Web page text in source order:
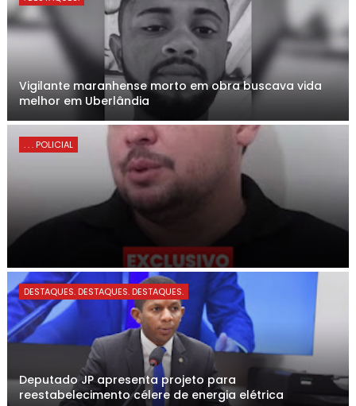
Vigilante maranhense morto em obra buscava vida
melhor em Uberlândia
. . . POLICIAL
DESTAQUES. DESTAQUES. DESTAQUES.
Deputado JP apresenta projeto para
reestabelecimento célere de energia elétrica